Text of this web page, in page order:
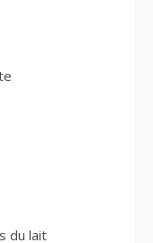
du lait